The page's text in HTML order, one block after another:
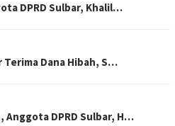
DPRD Sulbar, Khalil…
Terima Dana Hibah, S…
DPRD Sulbar, H…